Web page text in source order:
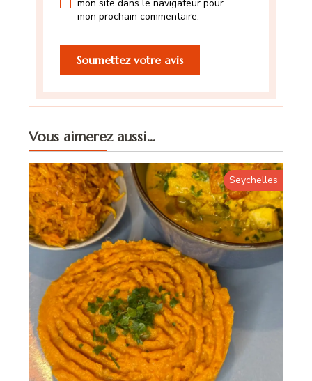
mon site dans le navigateur pour
mon prochain commentaire.
Vous aimerez aussi...
Seychelles